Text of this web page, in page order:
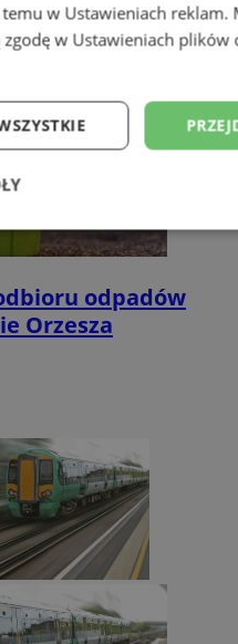
odpadów
Orzesza
w Ustawieniach reklam.
w Ustawieniach plików
Wydajność
Niesklasyfikowane
Targetowanie
korzystanie z podstawowych
i zarządzanie kontem. Bez
ze strony internetowej.
Provider/
Domena
orzesze.com.pl